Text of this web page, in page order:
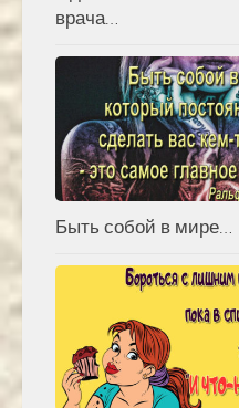
врача…
Быть собой в мире…